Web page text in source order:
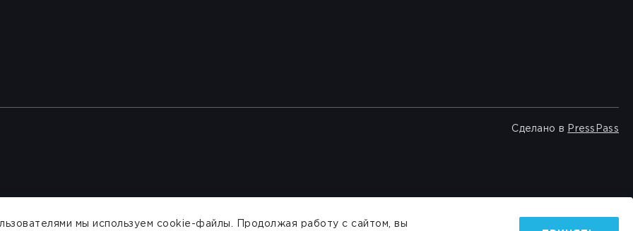
Сделано в PressPass
мы используем cookie-файлы. Продолжая работу с сайтом, вы